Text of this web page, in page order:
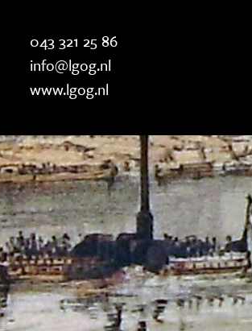
043 321 25 86
info@lgog.nl
www.lgog.nl